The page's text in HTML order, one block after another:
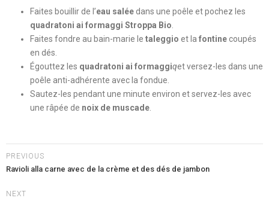
Faites bouillir de l’eau salée dans une poêle et pochez les
quadratoni ai formaggi Stroppa Bio.
Faites fondre au bain-marie le taleggio et la fontinecoupés
en dés.
Égouttez les quadratoni ai formaggiqet versez-les dans une
poêle anti-adhérente avec la fondue.
Sautez-les pendant une minute environ et servez-les avec
une râpée de noix de muscade.
PREVIOUS
Ravioli alla carne avec de la crème et des dés de jambon
NEXT